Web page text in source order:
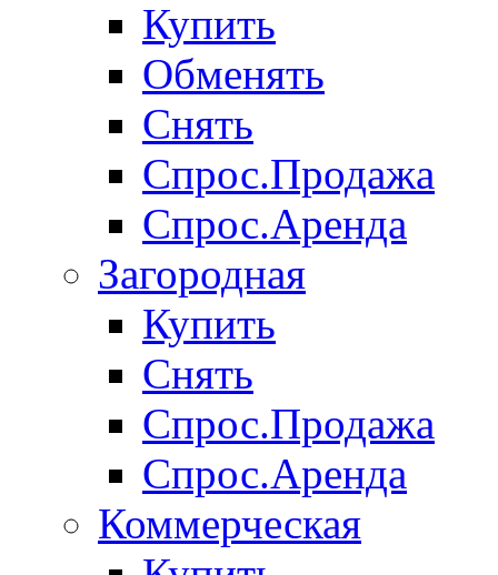
Купить
Обменять
Снять
Спрос.Продажа
Спрос.Аренда
Загородная
Купить
Снять
Спрос.Продажа
Спрос.Аренда
Коммерческая